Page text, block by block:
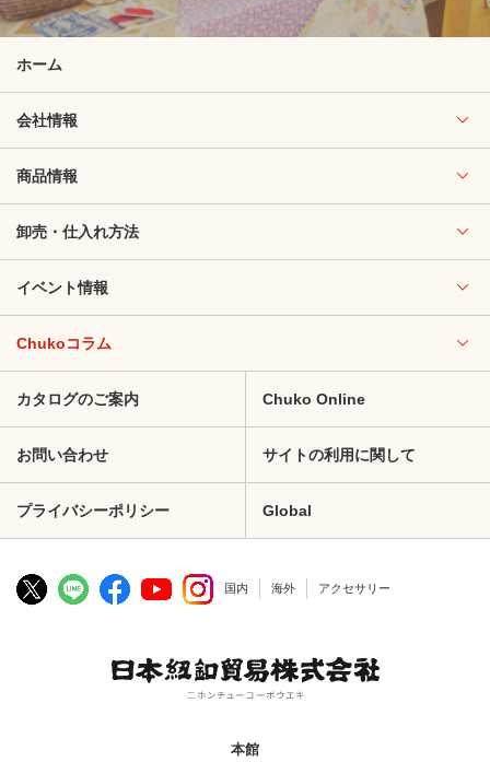
ホーム
会社情報
商品情報
卸売・仕入れ方法
イベント情報
Chukoコラム
カタログのご案内 Chuko Online
お問い合わせ サイトの利用に関して
プライバシーポリシー Global
国内 海外 アクセサリー
本館